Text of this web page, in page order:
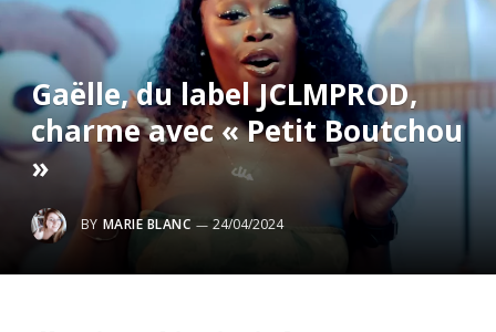
Gaëlle, du label JCLMPROD,
charme avec « Petit Boutchou
»
BY MARIE BLANC 24/04/2024